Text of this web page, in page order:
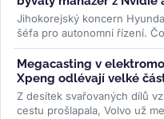
Jihokorejský koncern
šéfa pro autonomní řízení.
Samsungu má značku
Megacasting v
Xpeng odlévají velké
Z desítek svařovaných dílů
cestu prošlapala, Volvo už